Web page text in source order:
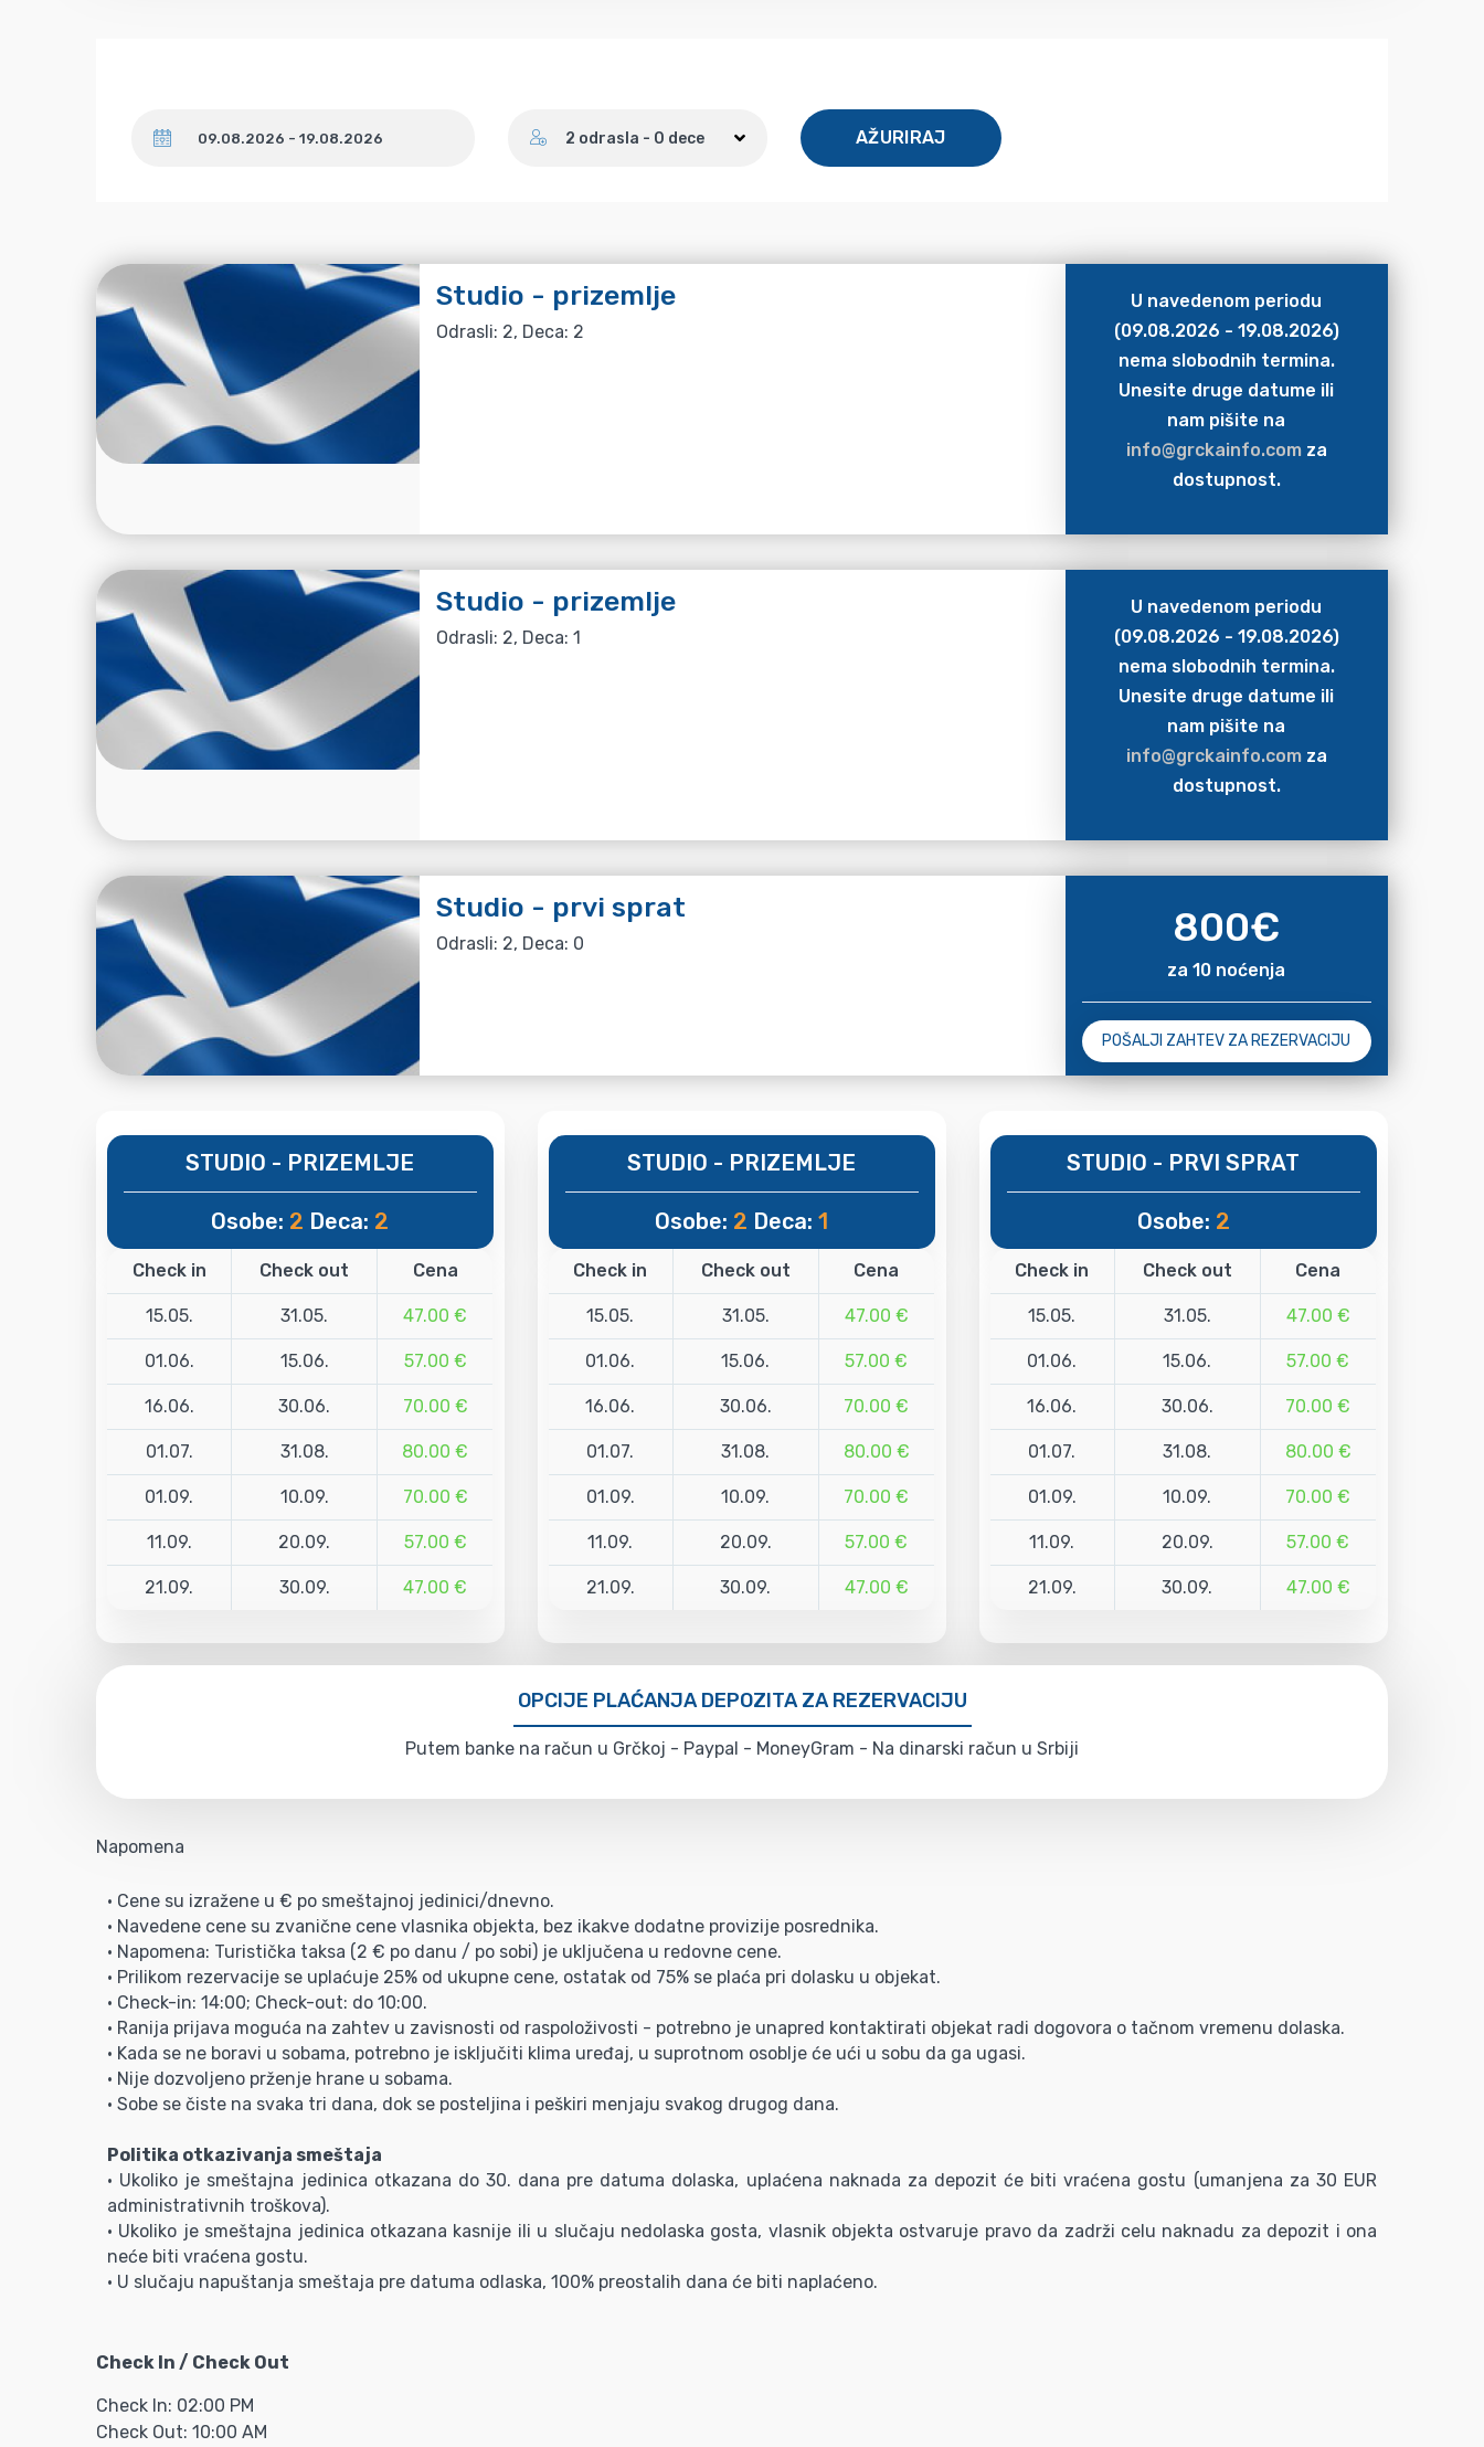
2 odrasla - 0 dece AŽURIRAJ
Studio - prizemlje
Odrasli: 2, Deca: 2
U navedenom periodu
(09.08.2026 - 19.08.2026)
nema slobodnih termina.
Unesite druge datume ili
nam pišite na
info@grckainfo.comza
dostupnost.
Studio - prizemlje
Odrasli: 2, Deca: 1
U navedenom periodu
(09.08.2026 - 19.08.2026)
nema slobodnih termina.
Unesite druge datume ili
nam pišite na
info@grckainfo.comza
dostupnost.
Studio - prvi sprat
Odrasli: 2, Deca: 0 800€
za 10 noćenja
POŠALJI ZAHTEV ZA REZERVACIJU
STUDIO - PRIZEMLJE
Osobe: 2 Deca: 2
Check in Check out Cena
15.05. 31.05. 47.00 €
01.06. 15.06. 57.00 €
16.06. 30.06. 70.00 €
01.07. 31.08. 80.00 €
01.09. 10.09. 70.00 €
11.09. 20.09. 57.00 €
21.09. 30.09. 47.00 €
STUDIO - PRIZEMLJE
Osobe: 2 Deca:1
Check in Check out Cena
15.05. 31.05. 47.00 €
01.06. 15.06. 57.00 €
16.06. 30.06. 70.00 €
01.07. 31.08. 80.00 €
01.09. 10.09. 70.00 €
11.09. 20.09. 57.00 €
21.09. 30.09. 47.00 €
STUDIO - PRVI SPRAT
Osobe: 2
Check in Check out Cena
15.05. 31.05. 47.00 €
01.06. 15.06. 57.00 €
16.06. 30.06. 70.00 €
01.07. 31.08. 80.00 €
01.09. 10.09. 70.00 €
11.09. 20.09. 57.00 €
21.09. 30.09. 47.00 €
OPCIJE PLAĆANJA DEPOZITA ZA REZERVACIJU
Putem banke na račun u Grčkoj - Paypal - MoneyGram - Na dinarski račun u Srbiji
Napomena
• Cene su izražene u € po smeštajnoj jedinici/dnevno.
• Navedene cene su zvanične cene vlasnika objekta, bez ikakve dodatne provizije posrednika.
• Napomena: Turistička taksa (2 € po danu / po sobi) je uključena u redovne cene.
• Prilikom rezervacije se uplaćuje 25% od ukupne cene, ostatak od 75% se plaća pri dolasku u objekat.
• Check-in: 14:00; Check-out: do 10:00.
• Ranija prijava moguća na zahtev u zavisnosti od raspoloživosti - potrebno je unapred kontaktirati objekat radi dogovora o tačnom vremenu dolaska.
• Kada se ne boravi u sobama, potrebno je isključiti klima uređaj, u suprotnom osoblje će ući u sobu da ga ugasi.
• Nije dozvoljeno prženje hrane u sobama.
• Sobe se čiste na svaka tri dana, dok se posteljina i peškiri menjaju svakog drugog dana.
Politika otkazivanja smeštaja
• Ukoliko je smeštajna jedinica otkazana do 30. dana pre datuma dolaska, uplaćena naknada za depozit će biti vraćena gostu (umanjena za 30 EUR
administrativnih troškova).
• Ukoliko je smeštajna jedinica otkazana kasnije ili u slučaju nedolaska gosta, vlasnik objekta ostvaruje pravo da zadrži celu naknadu za depozit i ona
neće biti vraćena gostu.
• U slučaju napuštanja smeštaja pre datuma odlaska, 100% preostalih dana će biti naplaćeno.
Check In / Check Out
Check In: 02:00 PM
Check Out: 10:00 AM